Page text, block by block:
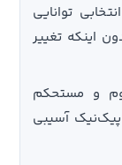
توانایی
اینکه تغییر
و مستحکم
پیک‌نیک آسیبی